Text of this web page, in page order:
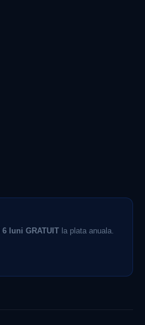
6 luni GRATUIT la plata anuala.